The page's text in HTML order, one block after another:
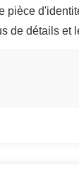
pièce
de détails et